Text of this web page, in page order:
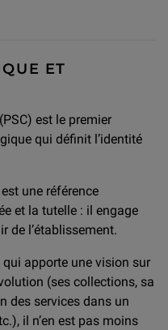
ET
est le premier
qui définit l’identité
une référence
et la tutelle : il engage
de l’établissement.
apporte une vision sur
(ses collections, sa
des services dans un
il n’en est pas moins